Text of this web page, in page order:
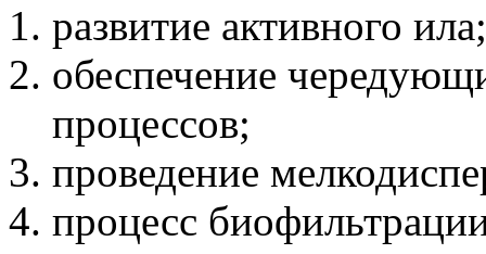
развитие активного ила;
обеспечение
процессов;
проведение
процесс